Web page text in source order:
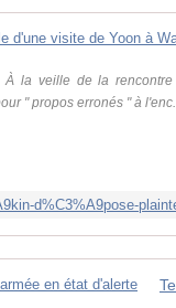
la veille de la rencontre
" propos erronés " à